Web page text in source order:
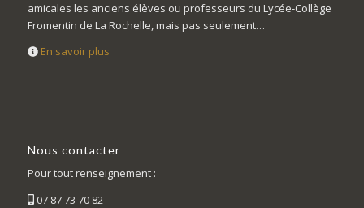
amicales les anciens élèves ou professeurs du Lycée-Collège
Fromentin de La Rochelle, mais pas seulement…
En savoir plus
Nous contacter
Pour tout renseignement :
07 87 73 70 82